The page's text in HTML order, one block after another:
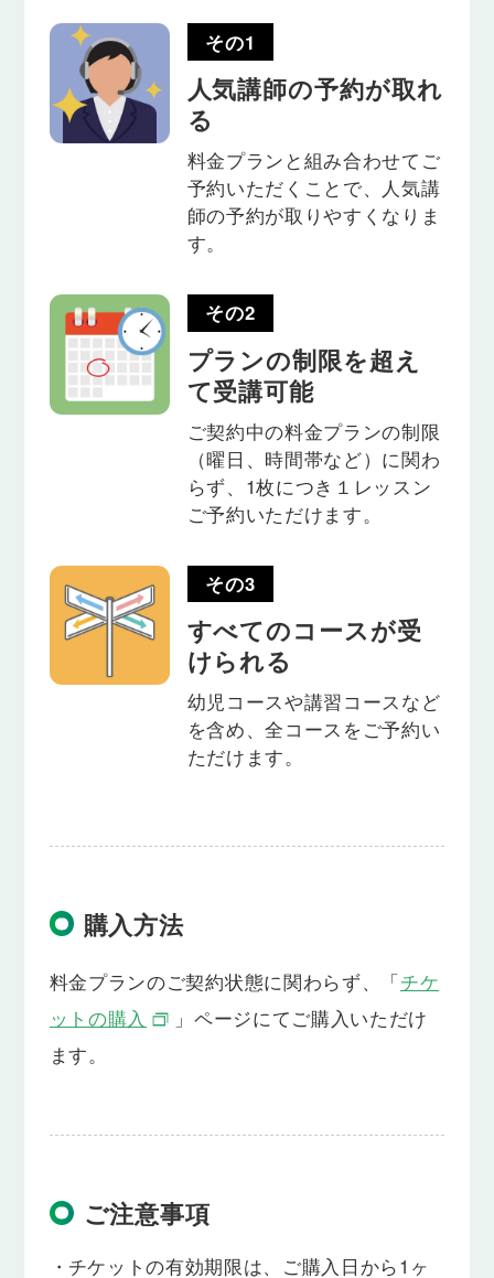
その1
人気講師の予約が取れ
る
料金プランと組み合わせてご
予約いただくことで、人気講
師の予約が取りやすくなりま
す。
その2
プランの制限を超え
て受講可能
ご契約中の料金プランの制限
（曜日、時間帯など）に関わ
らず、1枚につき１レッスン
ご予約いただけます。
その3
すべてのコースが受
けられる
幼児コースや講習コースなど
を含め、全コースをご予約い
ただけます。
購入方法
料金プランのご契約状態に関わらず、「チケ
ットの購入
」ページにてご購入いただけ
ます。
ご注意事項
・ チケットの有効期限は、ご購入日から1ヶ